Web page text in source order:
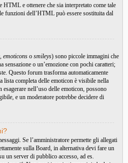
e ottenere che sia interpretato come tale
funzioni dell’HTML può essere sostituita dal
emoticons o smileys) sono piccole immagini che
sensazione o un’emozione con pochi caratteri;
Questo forum trasforma automaticamente
lista completa delle emoticon è visibile nella
nell’uso delle emoticon, possono
e un moderatore potrebbe decidere di
Se l’amministratore permette gli allegati
sulla Board, in alternativa devi fare un
un server di pubblico accesso, ad es.